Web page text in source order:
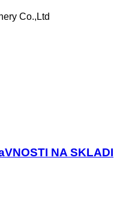
Co.,Ltd
NA SKLADI